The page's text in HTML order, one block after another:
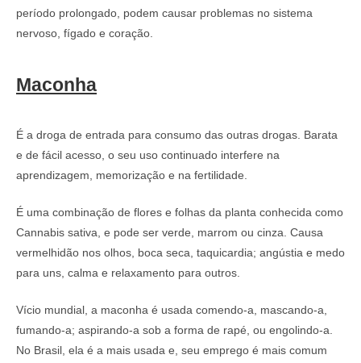
período prolongado, podem causar problemas no sistema
nervoso, fígado e coração.
Maconha
É a droga de entrada para consumo das outras drogas. Barata
e de fácil acesso, o seu uso continuado interfere na
aprendizagem, memorização e na fertilidade.
É uma combinação de flores e folhas da planta conhecida como
Cannabis sativa, e pode ser verde, marrom ou cinza. Causa
vermelhidão nos olhos, boca seca, taquicardia; angústia e medo
para uns, calma e relaxamento para outros.
Vício mundial, a maconha é usada comendo-a, mascando-a,
fumando-a; aspirando-a sob a forma de rapé, ou engolindo-a.
No Brasil, ela é a mais usada e, seu emprego é mais comum